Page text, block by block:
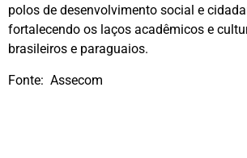
polos de desenvolvimento social e
fortalecendo os laços acadêmicos e
brasileiros e paraguaios.
Fonte: Assecom